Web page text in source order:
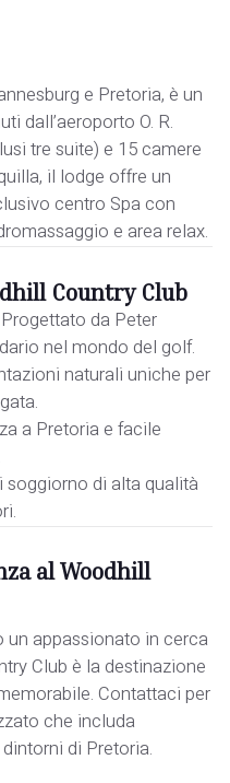
e Pretoria, è un
dall’aeroporto O. R.
tre suite) e 15 camere
il lodge offre un
centro Spa con
e area relax.
Country Club
Progettato da Peter
nel mondo del golf.
naturali uniche per
a Pretoria e facile
soggiorno di alta qualità
al Woodhill
un appassionato in cerca
Club è la destinazione
Contattaci per
che includa
di Pretoria.